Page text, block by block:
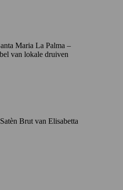
Maria La Palma –
van lokale druiven